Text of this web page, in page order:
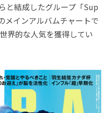
と結成したグループ「Sup
メインアルバムチャートで
界的な人気を獲得してい